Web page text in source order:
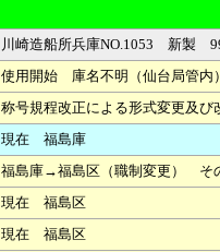
川崎造船所兵庫NO.1053 新
使用開始 庫名不明（仙台局管内）
称号規程改正による形式変更及
現在 福島庫
福島庫→福島区（職制変更）
現在 福島区
現在 福島区